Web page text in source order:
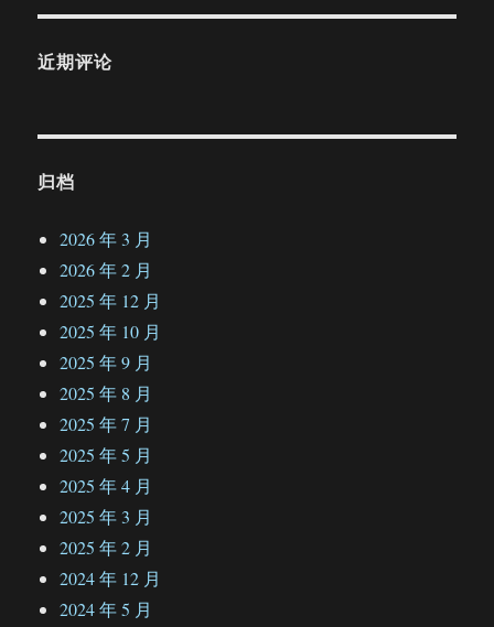
近期评论
归档
2026 年 3 月
2026 年 2 月
2025 年 12 月
2025 年 10 月
2025 年 9 月
2025 年 8 月
2025 年 7 月
2025 年 5 月
2025 年 4 月
2025 年 3 月
2025 年 2 月
2024 年 12 月
2024 年 5 月